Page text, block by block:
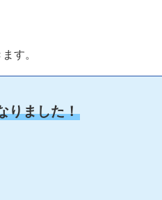
す。
りました！